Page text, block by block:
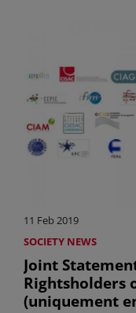
11 Feb 2019
SOCIETY NEWS
Joint
Rightsholders
(uniquement